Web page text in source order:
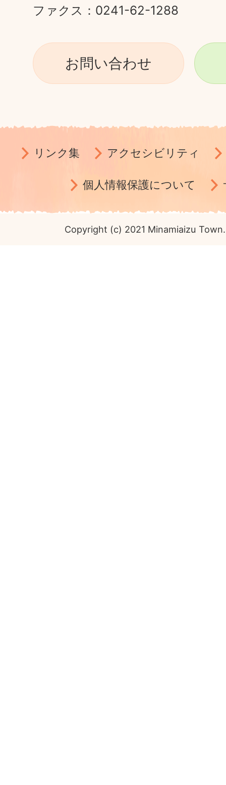
ファクス：0241-62-1288
お問い合わせ
リンク集 アクセシビリティ
個人情報保護について
Copyright (c) 2021 Minamiaizu